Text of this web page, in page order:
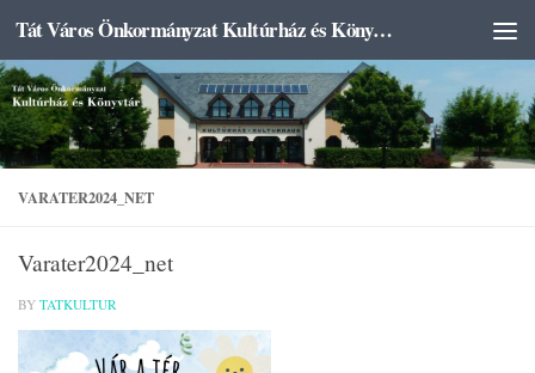
Skip to content Tát Város Önkormányzat Kultúrház és Könyvtár
VARATER2024_NET
Varater2024_net
BY TATKULTUR